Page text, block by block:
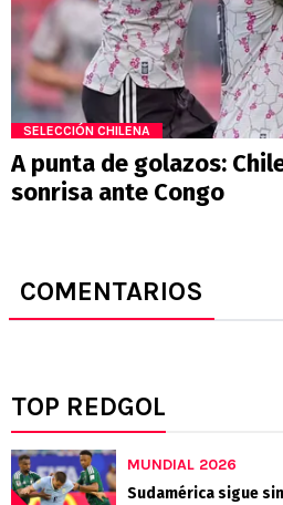
SELECCIÓN CHILENA
A punta de golazos:
sonrisa ante Congo
COMENTARIOS
TOP REDGOL
MUNDIAL 2026
Sudamérica sigue